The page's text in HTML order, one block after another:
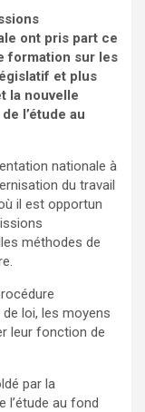
ont pris part ce
formation sur les
et plus
la nouvelle
l’étude au
nationale à
du travail
il est opportun
méthodes de
loi, les moyens
leur fonction de
par la
l’étude au fond